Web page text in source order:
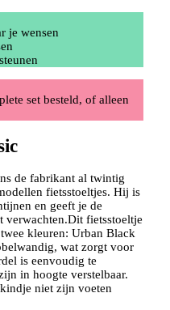
je wensen
set besteld, of alleen
de fabrikant al twintig
fietsstoeltjes. Hij is
en geeft je de
fietsstoeltje
kleuren: Urban Black
wat zorgt voor
is eenvoudig te
in hoogte verstelbaar.
niet zijn voeten